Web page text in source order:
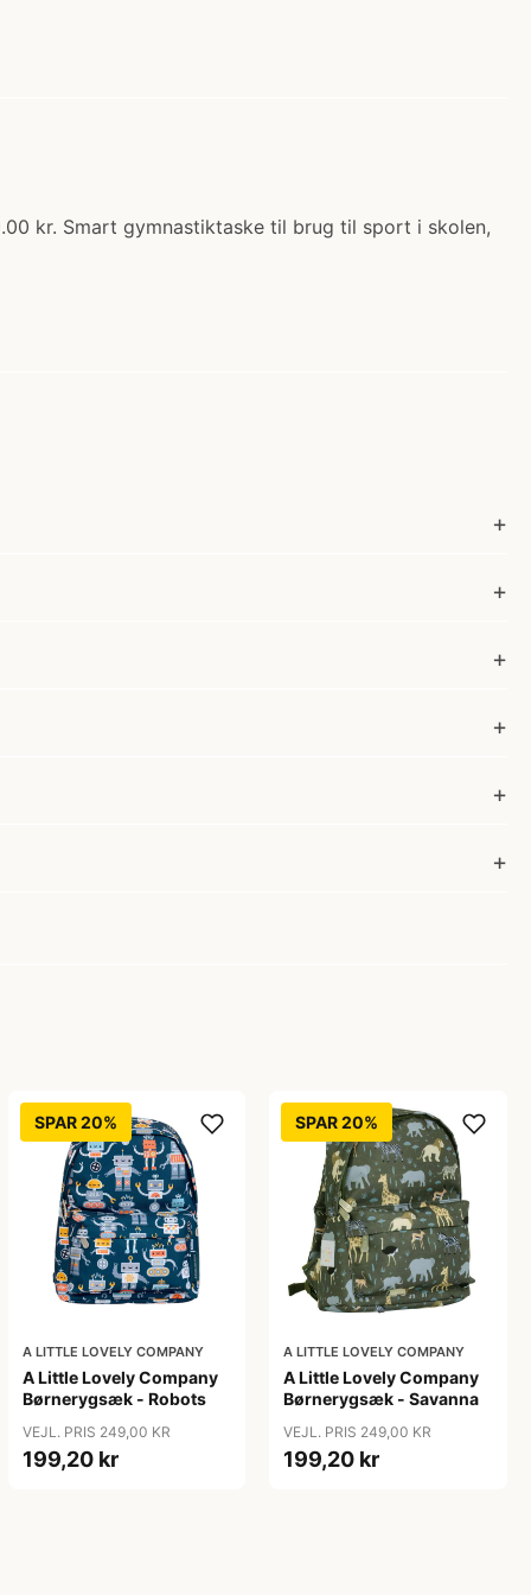
kr. Smart gymnastiktaske til brug til sport i skolen,
SPAR 20%
A LITTLE LOVELY COMPANY
A Little Lovely Company
Børnerygsæk - Robots
VEJL. PRIS 249,00 KR
199,20 kr
SPAR 20%
A LITTLE LOVELY COMPANY
A Little Lovely Company
Børnerygsæk - Savanna
VEJL. PRIS 249,00 KR
199,20 kr